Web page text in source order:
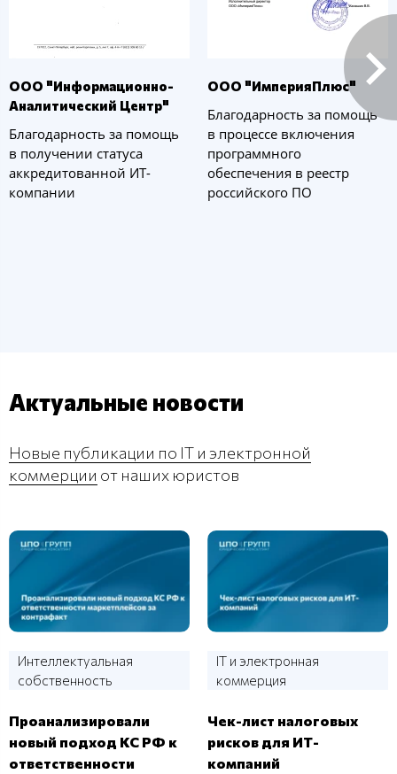
ООО "Информационно-
Аналитический Центр"
Благодарность за помощь
в получении статуса
аккредитованной ИТ-
компании
ООО "ИмперияПлюс"
Благодарность за помощь
в процессе включения
программного
обеспечения в реестр
российского ПO
Актуальные новости
Новые публикации по IT и электронной
коммерции от наших юристов
Интеллектуальная
собственность
Проанализировали
новый подход КС РФ к
ответственности
IT и электронная
коммерция
Чек-лист налоговых
рисков для ИТ-
компаний